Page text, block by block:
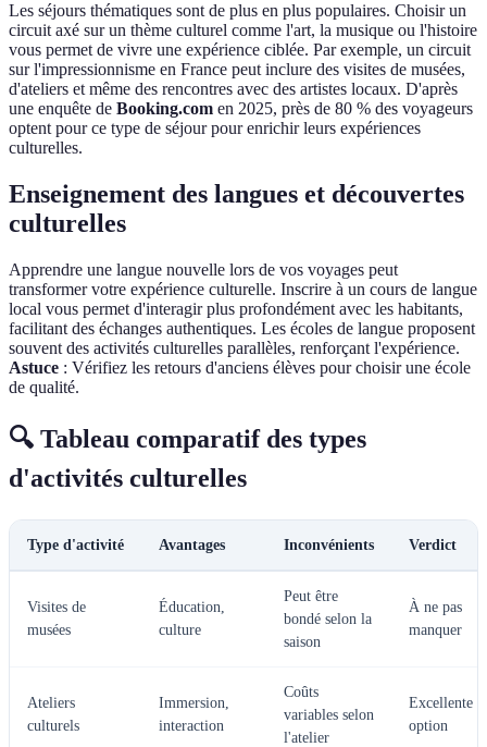
Les séjours thématiques sont de plus en plus populaires. Choisir un
circuit axé sur un thème culturel comme l'art, la musique ou l'histoire
vous permet de vivre une expérience ciblée. Par exemple, un circuit
sur l'impressionnisme en France peut inclure des visites de musées,
d'ateliers et même des rencontres avec des artistes locaux. D'après
une enquête de Booking.com en 2025, près de 80 % des voyageurs
optent pour ce type de séjour pour enrichir leurs expériences
culturelles.
Enseignement des langues et découvertes
culturelles
Apprendre une langue nouvelle lors de vos voyages peut
transformer votre expérience culturelle. Inscrire à un cours de langue
local vous permet d'interagir plus profondément avec les habitants,
facilitant des échanges authentiques. Les écoles de langue proposent
souvent des activités culturelles parallèles, renforçant l'expérience.
Astuce : Vérifiez les retours d'anciens élèves pour choisir une école
de qualité.
🔍 Tableau comparatif des types
d'activités culturelles
Type d'activité Avantages Inconvénients Verdict
Visites de
musées
Éducation,
culture
Peut être
bondé selon la
saison
À ne pas
manquer
Ateliers
culturels
Immersion,
interaction
Coûts
variables selon
l'atelier
Excellente
option